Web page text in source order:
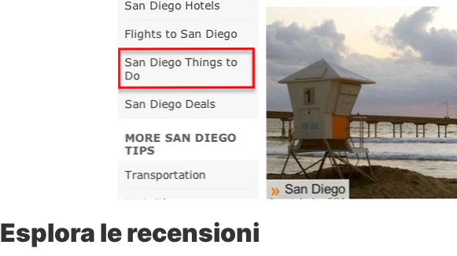
Esplora le recensioni